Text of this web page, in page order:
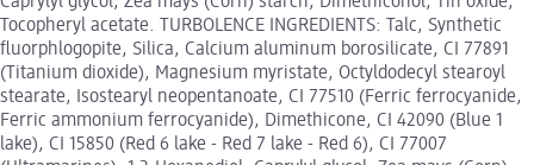
Tocopheryl acetate. TURBOLENCE INGREDIENTS: Talc, Synthetic
fluorphlogopite, Silica, Calcium aluminum borosilicate, CI 77891
(Titanium dioxide), Magnesium myristate, Octyldodecyl stearoyl
stearate, Isostearyl neopentanoate, CI 77510 (Ferric ferrocyanide,
Ferric ammonium ferrocyanide), Dimethicone, CI 42090 (Blue 1
lake), CI 15850 (Red 6 lake - Red 7 lake - Red 6), CI 77007